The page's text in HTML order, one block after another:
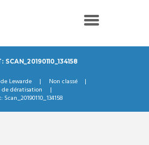
Lewarde
Non classé
de dératisation